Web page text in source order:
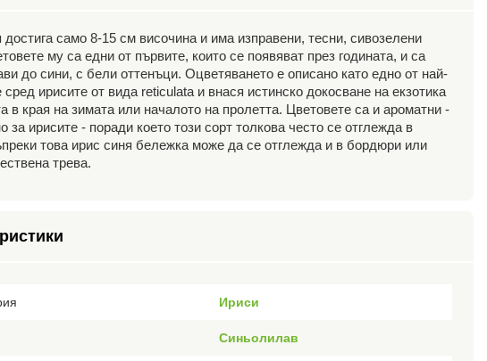
само 8-15 см височина и има изправени, тесни, сивозелени
му са едни от първите, които се появяват през годината, и са
до сини, с бели оттенъци. Оцветяването е описано като едно от най-
сред ирисите от вида reticulata и внася истинско докосване на екзотика
в края на зимата или началото на пролетта. Цветовете са и ароматни -
за ирисите - поради което този сорт толкова често се отглежда в
това ирис синя бележка може да се отглежда и в бордюри или
трева.
Ириси
Синьолилав